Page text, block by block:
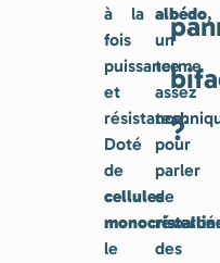
à la
fois
puissance
et
résistance.
Doté
de
cellules
le
?
albédo,
un
terme
assez
pour
parler
de
des